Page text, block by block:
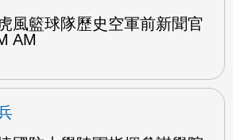
風籃球隊歷史空軍前新聞官
AM